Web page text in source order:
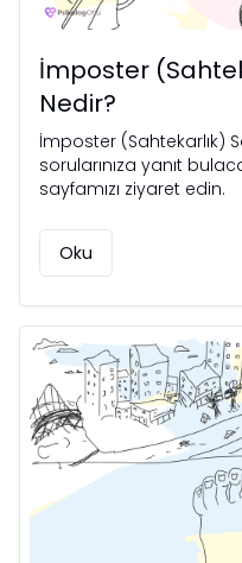
İmposter
Nedir?
İmposter (Sahtekarlık)
sorularınıza yanıt
sayfamızı ziyaret edin.
Oku